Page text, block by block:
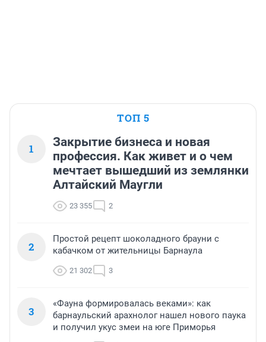
ТОП 5
1
Закрытие бизнеса и новая
профессия. Как живет и о чем
мечтает вышедший из землянки
Алтайский Маугли
23 355 2
2
Простой рецепт шоколадного брауни с
кабачком от жительницы Барнаула
21 302 3
3
«Фауна формировалась веками»: как
барнаульский арахнолог нашел нового паука
и получил укус змеи на юге Приморья